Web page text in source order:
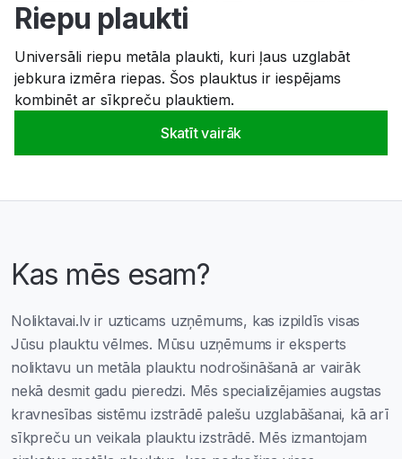
Riepu plaukti
Universāli riepu metāla plaukti, kuri ļaus uzglabāt
jebkura izmēra riepas. Šos plauktus ir iespējams
kombinēt ar sīkpreču plauktiem.
Skatīt vairāk
Kas mēs esam?
Noliktavai.lv ir uzticams uzņēmums, kas izpildīs visas
Jūsu plauktu vēlmes. Mūsu uzņēmums ir eksperts
noliktavu un metāla plauktu nodrošināšanā ar vairāk
nekā desmit gadu pieredzi. Mēs specializējamies augstas
kravnesības sistēmu izstrādē palešu uzglabāšanai, kā arī
sīkpreču un veikala plauktu izstrādē. Mēs izmantojam